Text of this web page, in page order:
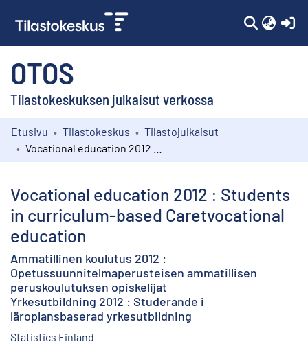
OTOS
Tilastokeskuksen julkaisut verkossa
Kokoelmat
Etusivu Tilastokeskus
Tilastojulkaisut
Vocational education 2012 : Students
in curriculum-based Caretvocational
education
Ammatillinen koulutus 2012 :
Opetussuunnitelmaperusteisen ammatillisen
peruskoulutuksen opiskelijat
Yrkesutbildning 2012 : Studerande i
läroplansbaserad yrkesutbildning
Statistics Finland